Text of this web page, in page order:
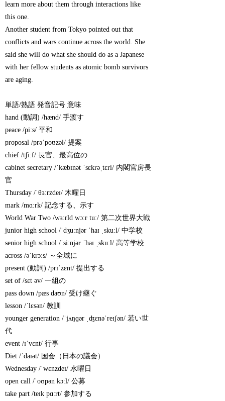
learn more about them through interactions like
this one.
Another student from Tokyo pointed out that
conflicts and wars continue across the world. She
said she will do what she should do as a Japanese
with her fellow students as atomic bomb survivors
are aging.
単語/熟語 発音記号 意味
hand (動詞) /hænd/ 手渡す
peace /piːs/ 平和
proposal /prəˈpoʊzəl/ 提案
chief /tʃiːf/ 長官、最高位の
cabinet secretary /ˈkæbɪnət ˈsɛkrəˌtɛri/ 内閣官房長
官
Thursday /ˈθɜːrzdeɪ/ 木曜日
mark /mɑːrk/ 記念する、示す
World War Two /wɜːrld wɔːr tuː/ 第二次世界大戦
junior high school /ˈdʒuːnjər ˈhaɪ ˌskuːl/ 中学校
senior high school /ˈsiːnjər ˈhaɪ ˌskuːl/ 高等学校
across /əˈkrɔːs/ ～全域に
present (動詞) /prɪˈzɛnt/ 提出する
set of /sɛt əv/ 一組の
pass down /pæs daʊn/ 受け継ぐ
lesson /ˈlɛsən/ 教訓
younger generation /ˈjʌŋɡər ˌʤɛnəˈreɪʃən/ 若い世
代
event /ɪˈvɛnt/ 行事
Diet /ˈdaɪət/ 国会（日本の議会）
Wednesday /ˈwɛnzdeɪ/ 水曜日
open call /ˈoʊpən kɔːl/ 公募
take part /teɪk pɑːrt/ 参加する